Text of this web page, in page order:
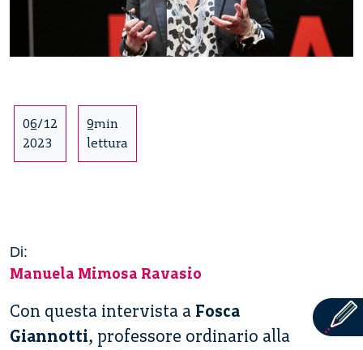
06/12
2023
9min
lettura
Di:
Manuela Mimosa Ravasio
Con questa intervista a Fosca
Giannotti, professore ordinario alla